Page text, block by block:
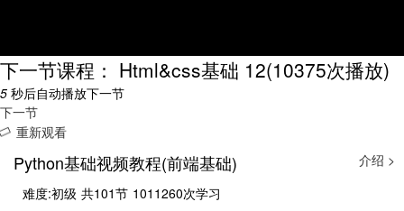
下一节课程： Html&css基础 12(10375次播放)
5 秒后自动播放下一节
下一节
重新观看
介绍 >
Python基础视频教程(前端基础)
难度:初级 共101节 1011260次学习